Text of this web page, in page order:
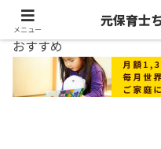
おすすめ
メニュー
元保育士